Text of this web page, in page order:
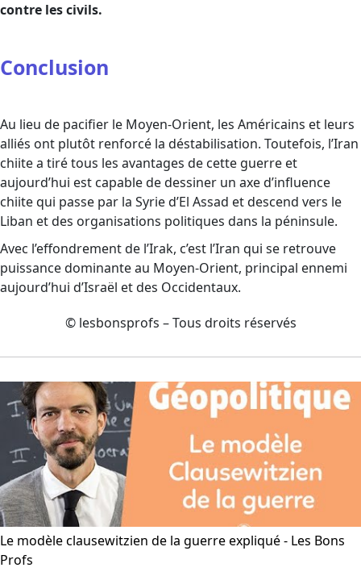
contre les civils.
Conclusion
Au lieu de pacifier le Moyen-Orient, les Américains et leurs
alliés ont plutôt renforcé la déstabilisation. Toutefois, l’Iran
chiite a tiré tous les avantages de cette guerre et
aujourd’hui est capable de dessiner un axe d’influence
chiite qui passe par la Syrie d’El Assad et descend vers le
Liban et des organisations politiques dans la péninsule.
Avec l’effondrement de l’Irak, c’est l’Iran qui se retrouve
puissance dominante au Moyen-Orient, principal ennemi
aujourd’hui d’Israël et des Occidentaux.
© lesbonsprofs – Tous droits réservés
Le modèle clausewitzien de la guerre expliqué - Les Bons
Profs